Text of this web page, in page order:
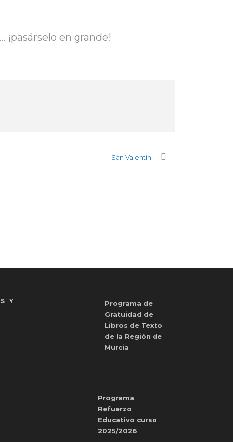
en grande!
San Valentín
Y
Programa de
Gratuidad de
Libros de Texto
de la Región de
Murcia
Programa
Refuerzo
Educativo curso
2025/2026